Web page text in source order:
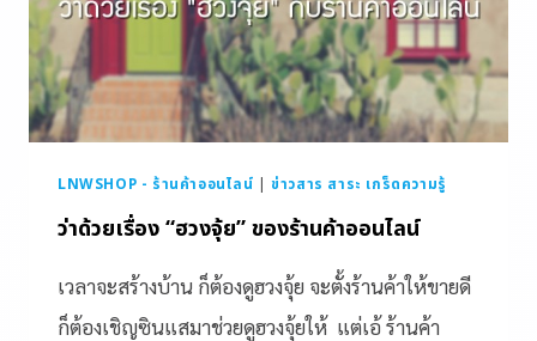
LNWSHOP - ร้านค้าออนไลน์ |ข่าวสาร สาระ เกร็ดความรู้
ว่าด้วยเรื่อง “ฮวงจุ้ย” ของร้านค้าออนไลน์
เวลาจะสร้างบ้าน ก็ต้องดูฮวงจุ้ย จะตั้งร้านค้าให้ขายดี
ก็ต้องเชิญซินแสมาช่วยดูฮวงจุ้ยให้ แต่เอ้ ร้านค้า